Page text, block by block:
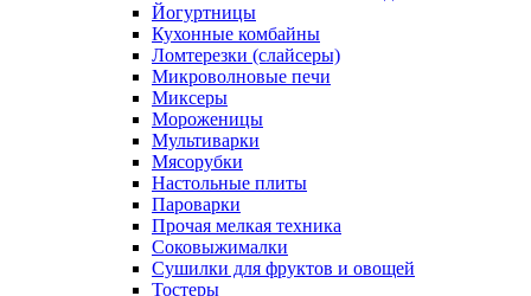
Йогуртницы
Кухонные комбайны
Ломтерезки (слайсеры)
Микроволновые печи
Миксеры
Мороженицы
Мультиварки
Мясорубки
Настольные плиты
Пароварки
Прочая мелкая техника
Соковыжималки
Сушилки для фруктов и овощей
Тостеры